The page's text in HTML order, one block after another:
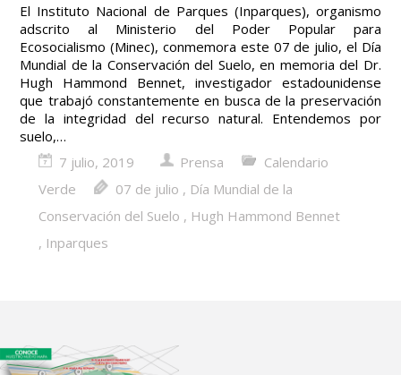
El Instituto Nacional de Parques (Inparques), organismo
adscrito al Ministerio del Poder Popular para
Ecosocialismo (Minec), conmemora este 07 de julio, el Día
Mundial de la Conservación del Suelo, en memoria del Dr.
Hugh Hammond Bennet, investigador estadounidense
que trabajó constantemente en busca de la preservación
de la integridad del recurso natural. Entendemos por
suelo,…
7 julio, 2019
Prensa
Calendario
Verde
07 de julio , Día Mundial de la
Conservación del Suelo , Hugh Hammond Bennet
, Inparques